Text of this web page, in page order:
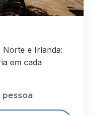
Norte e Irlanda:
em cada
pessoa